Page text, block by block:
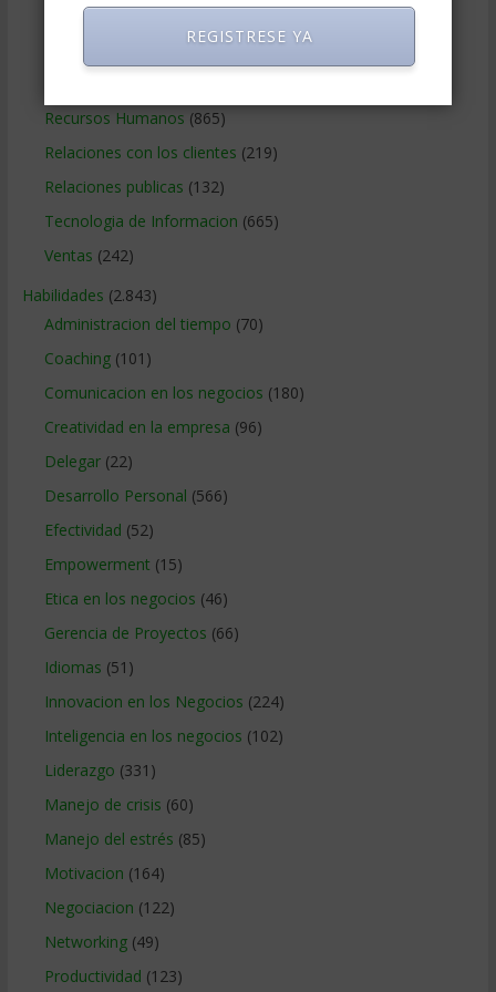
Negocios Online(1.405)
Recursos Humanos (865)
Relaciones con los clientes (219)
Relaciones publicas (132)
Tecnologia de Informacion (665)
Ventas (242)
Habilidades (2.843)
Administracion del tiempo (70)
Coaching(101)
Comunicacion en los negocios (180)
Creatividad en la empresa (96)
Delegar(22)
Desarrollo Personal (566)
Efectividad (52)
Empowerment (15)
Etica en los negocios (46)
Gerencia de Proyectos (66)
Idiomas (51)
Innovacion en los Negocios (224)
Inteligencia en los negocios (102)
Liderazgo (331)
Manejo de crisis (60)
Manejo del estrés (85)
Motivacion (164)
Negociacion (122)
Networking(49)
Productividad (123)
REGISTRESE YA